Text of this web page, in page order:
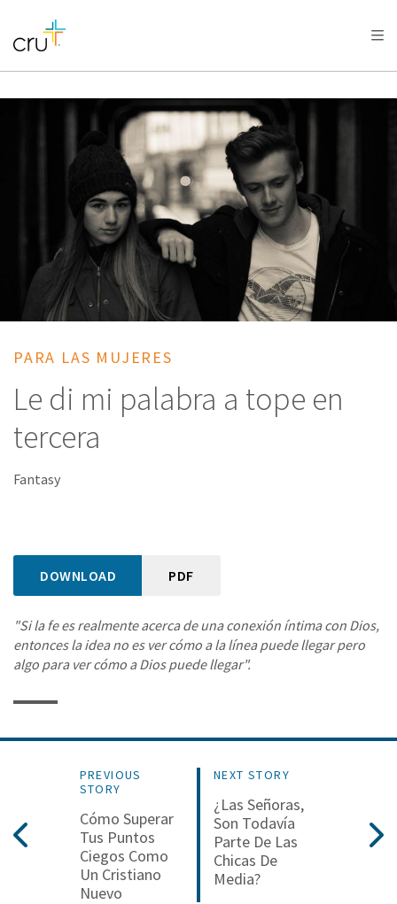
AFRICA
AMERICA / CARIBBEAN
OCEANIA
PARA LAS MUJERES
Le di mi palabra a tope en
tercera
Fantasy
DOWNLOAD PDF
"Si la fe es realmente acerca de una conexión íntima con Dios,
entonces la idea no es ver cómo a la línea puede llegar pero
algo para ver cómo a Dios puede llegar".
PREVIOUS
STORY
Cómo Superar
Tus Puntos
Ciegos Como
Un Cristiano
Nuevo
NEXT STORY
¿Las Señoras,
Son Todavía
Parte De Las
Chicas De
Media?